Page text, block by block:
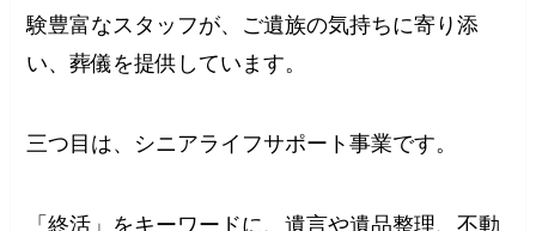
験豊富なスタッフが、ご遺族の気持ちに寄り添
い、葬儀を提供しています。
三つ目は、シニアライフサポート事業です。
「終活」をキーワードに、遺言や遺品整理、不動